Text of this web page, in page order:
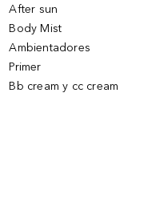
After sun
Body Mist
Ambientadores
Primer
Bb cream y cc cream